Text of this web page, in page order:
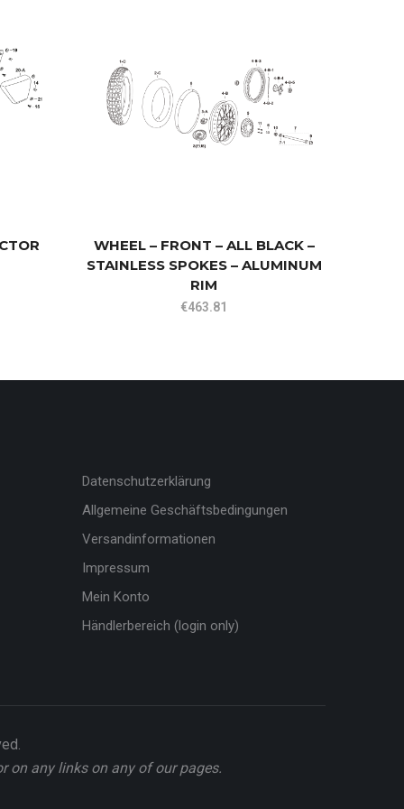
WHEEL – FRONT – ALL BLACK –
STAINLESS SPOKES – ALUMINUM
RIM
€463.81
Datenschutzerklärung
Allgemeine Geschäftsbedingungen
Versandinformationen
Impressum
Mein Konto
Händlerbereich (login only)
on any links on any of our pages.